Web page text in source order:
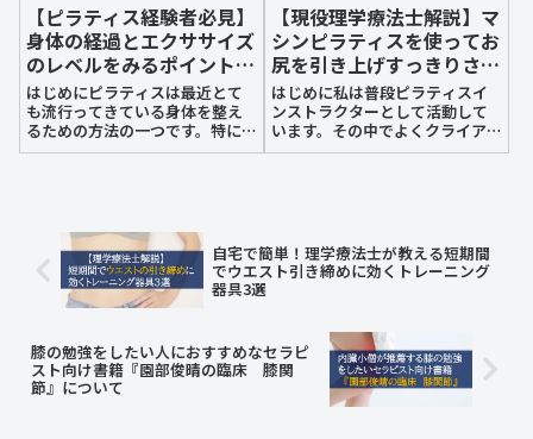
【ピラティス経験者必見】
身体の経過とエクササイズ
のレベルをみるポイントに
ついて。
はじめにピラティスは最近とて
も流行ってきている身体を整え
るための方法の一つです。特に
姿勢を綺麗にしたいボディメイ
すぐにでるもので...
【現役理学療法士解説】マ
シンピラティスを使ってお
尻を引き上げすっきりさせ
る方法について。
はじめに私は普段ピラティスイ
ンストラクターとして活動して
います。その中でよくクライア
ント様からの希望として多いの
使う時間が減り、...
自宅で簡単！理学療法士が教える短期間
でウエスト引き締めに効くトレーニング
器具3選
膝の勉強をしたい人におすすめなセラピ
スト向け書籍『園部俊晴の臨床 膝関
節』について